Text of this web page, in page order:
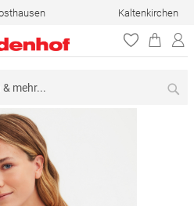
Kaltenkirchen